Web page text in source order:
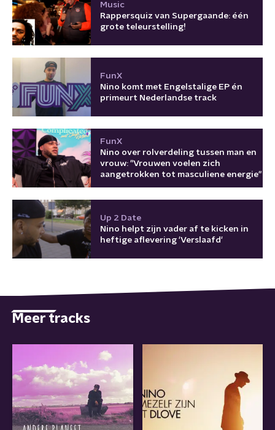
Music
Rappersquiz van Supergaande: één
grote teleurstelling!
FunX
Nino komt met Engelstalige EP én
primeurt Nederlandse track
FunX
Nino over rolverdeling tussen man en
vrouw: "Vrouwen voelen zich
aangetrokken tot masculiene energie"
Up 2 Date
Nino helpt zijn vader af te kicken in
heftige aflevering 'Verslaafd'
Meer tracks